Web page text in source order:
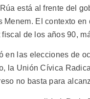
está al frente del
Menem. El contexto
fiscal de los años 90,
en las elecciones de
la Unión Cívica
no basta para